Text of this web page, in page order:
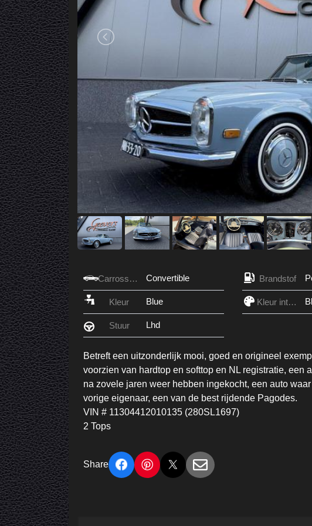
Carrosserie Convertible Brandstof
Kleur Blue Kleur interieur
Stuur Lhd
Betreft een uitzonderlijk mooi, goed en origineel
voorzien van hardtop en softtop en NL registratie,
na zovele jaren weer hebben ingekocht, een auto
vorige eigenaar, een van de best rijdende Pagodes.
VIN # 11304412010135 (280SL1697)
2 Tops
Share